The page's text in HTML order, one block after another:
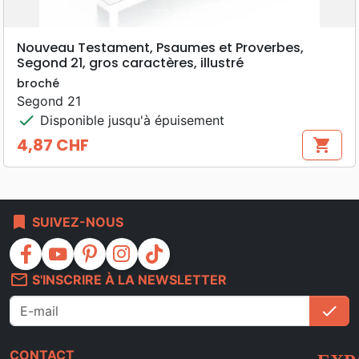
Nouveau Testament, Psaumes et Proverbes,
Segond 21, gros caractères, illustré
broché
Segond 21
check Disponible jusqu'à épuisement
Prix
4,87 CHF shopping_cart
bookmark SUIVEZ-NOUS
facebook youtube pinterest instagram
tiktok
mail_outline S'INSCRIRE À LA NEWSLETTER
check
CONTACT